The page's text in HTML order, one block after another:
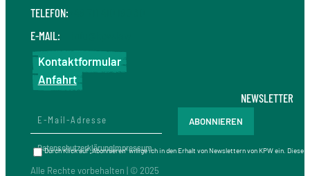
TELEFON:
E-MAIL:
Kontaktformular
Anfahrt
DatenschutzerklärungImpressum
Alle Rechte vorbehalten | © 2025
NEWSLETTER
Durch Klick auf „Abonnieren“ willige ich in den Erhalt von Newslettern von KPW ein.